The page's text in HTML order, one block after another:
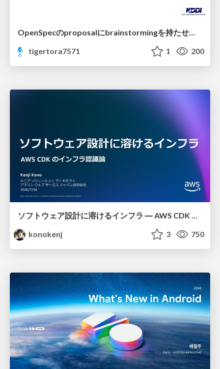
OpenSpecのproposalにbrainstormingを持たせてみた
tigertora7571
1 200
ソフトウェア設計に溶けるインフラ ― AWS CDK のインフラ認識論
konokenj
3 750